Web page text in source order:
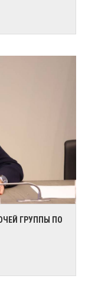
ГРУППЫ ПО